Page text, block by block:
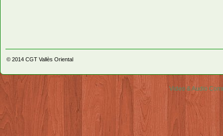
© 2014 CGT Vallès Oriental
Video & Audio